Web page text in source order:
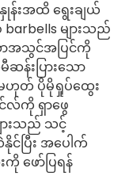
းအထိ ရွေးချယ်
များသည်
ာအသွင်အပြင်ကို
န်းပြားသော
ဟုတ် ပိုမိုရှုပ်ထွေး
င်လ်ကို ရှာဖွေ
ားသည် သင့်
ပြီး အပေါက်
ဖော်ပြရန်